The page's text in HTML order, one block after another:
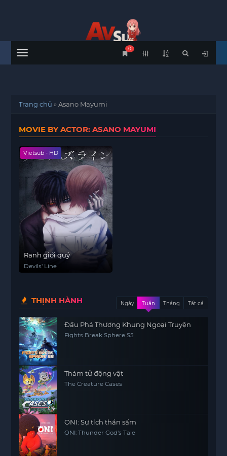
Menu
0
Trang chủ »Asano Mayumi
MOVIE BY ACTOR: ASANO MAYUMI
Vietsub - HD
Ranh giới quỷ
Devils' Line
THỊNH HÀNH Ngày Tuần Tháng Tất cả
Đấu Phá Thương Khung Ngoại Truyện
Fights Break Sphere S5
Thám tử động vật
The Creature Cases
ONI: Sự tích thần sấm
ONI: Thunder God's Tale